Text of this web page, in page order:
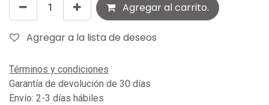
Agregar al carrito.
Agregar a la lista de deseos
Términos y condiciones
Garantía de devolución de 30 días
Envío: 2-3 días hábiles